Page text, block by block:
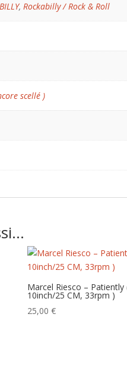
,Rockabilly / Rock & Roll
scellé )
Marcel Riesco – Patiently
10inch/25 CM, 33rpm )
25,00 €